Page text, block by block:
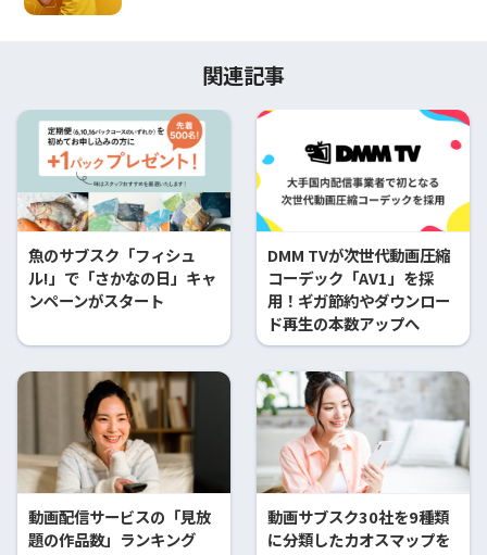
関連記事
魚のサブスク「フィシュ
ル!」で「さかなの日」キャ
ンペーンがスタート
DMM TVが次世代動画圧縮
コーデック「AV1」を採
用！ギガ節約やダウンロー
ド再生の本数アップへ
動画配信サービスの「見放
題の作品数」ランキング
動画サブスク30社を9種類
に分類したカオスマップを